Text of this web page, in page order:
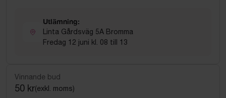
Utlämning:
Linta Gårdsväg 5A Bromma
Fredag 12 juni kl. 08 till 13
Vinnande bud
50 kr(exkl. moms)